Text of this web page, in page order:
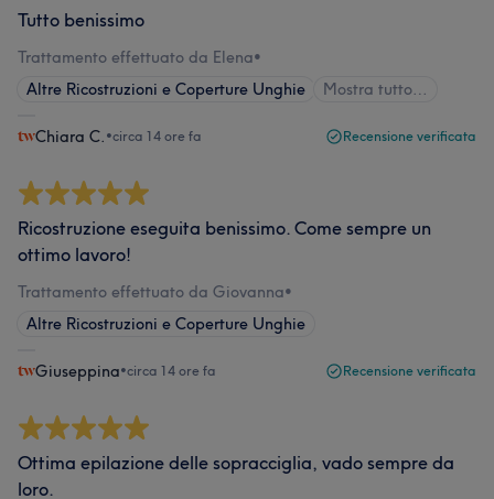
Tutto benissimo
Trattamento effettuato da Elena•
Altre Ricostruzioni e Coperture Unghie
Mostra tutto…
Chiara C. •circa 14 ore fa Recensione verificata
Ricostruzione eseguita benissimo. Come sempre un
ottimo lavoro!
Trattamento effettuato da Giovanna•
Altre Ricostruzioni e Coperture Unghie
Giuseppina•circa 14 ore fa Recensione verificata
Ottima epilazione delle sopracciglia, vado sempre da
loro.